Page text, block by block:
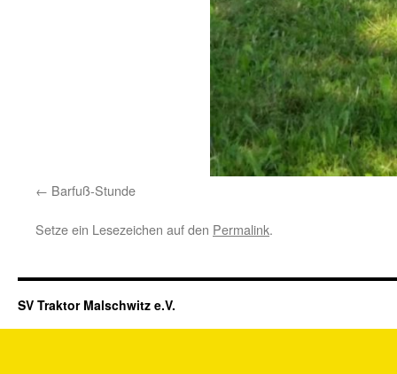
Barfuß-Stunde
Setze ein Lesezeichen auf den Permalink.
SV Traktor Malschwitz e.V.